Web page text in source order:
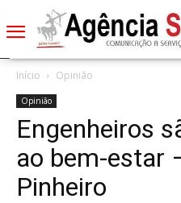
Início Opinião
Opinião
Engenheiros
ao bem-estar
Pinheiro